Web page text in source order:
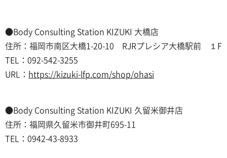
●Body Consulting Station KIZUKI 大橋店
住所：福岡市南区大橋1-20-10 RJRプレシア大橋駅前 １F
TEL：092-542-3255
URL： https://kizuki-lfp.com/shop/ohasi
●Body Consulting Station KIZUKI 久留米御井店
住所：福岡県久留米市御井町695-11
TEL：0942-43-8933